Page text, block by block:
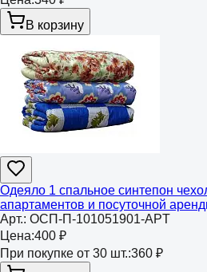
В корзину
Одеяло 1 спальное синтепон
апартаментов и посуточной
Арт.: ОСП-П-101051901-APT
Цена:400 ₽
При покупке от 30 шт.:360 ₽